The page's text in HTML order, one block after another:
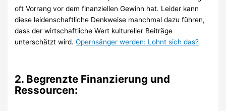
oft Vorrang vor dem finanziellen Gewinn hat. Leider kann
diese leidenschaftliche Denkweise manchmal dazu führen,
dass der wirtschaftliche Wert kultureller Beiträge
unterschätzt wird.Opernsänger werden: Lohnt sich das?
2. Begrenzte Finanzierung und
Ressourcen: